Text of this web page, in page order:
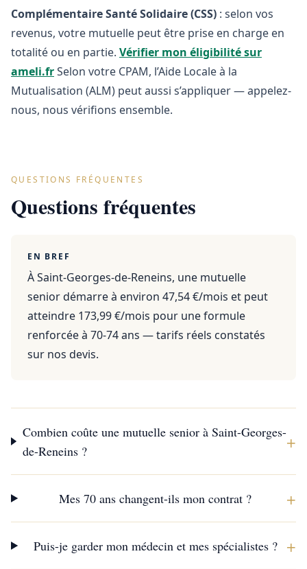
Complémentaire Santé Solidaire (CSS) : selon vos
revenus, votre mutuelle peut être prise en charge en
totalité ou en partie. Vérifier mon éligibilité sur
ameli.frSelon votre CPAM, l’Aide Locale à la
Mutualisation (ALM) peut aussi s’appliquer — appelez-
nous, nous vérifions ensemble.
QUESTIONS FRÉQUENTES
Questions fréquentes
EN BREF
À Saint-Georges-de-Reneins, une mutuelle
senior démarre à environ 47,54 €/mois et peut
atteindre 173,99 €/mois pour une formule
renforcée à 70-74 ans — tarifs réels constatés
sur nos devis.
Combien coûte une mutuelle senior à Saint-Georges-
de-Reneins ?
+
Mes 70 ans changent-ils mon contrat ? +
Puis-je garder mon médecin et mes spécialistes ? +